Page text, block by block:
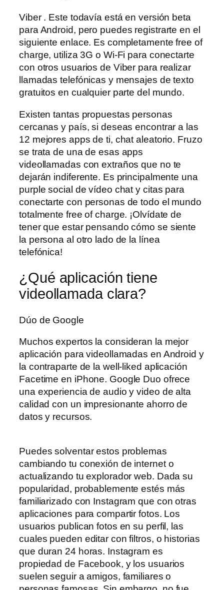
Viber . Este todavía está en versión beta
para Android, pero puedes registrarte en el
siguiente enlace. Es completamente free of
charge, utiliza 3G o Wi-Fi para conectarte
con otros usuarios de Viber para realizar
llamadas telefónicas y mensajes de texto
gratuitos en cualquier parte del mundo.
Existen tantas propuestas personas
cercanas y país, si deseas encontrar a las
12 mejores apps de ti, chat aleatorio. Fruzo
se trata de una de esas apps
videollamadas con extraños que no te
dejarán indiferente. Es principalmente una
purple social de vídeo chat y citas para
conectarte con personas de todo el mundo
totalmente free of charge. ¡Olvídate de
tener que estar pensando cómo se siente
la persona al otro lado de la línea
telefónica!
¿Qué aplicación tiene
videollamada clara?
Dúo de Google
Muchos expertos la consideran la mejor
aplicación para videollamadas en Android y
la contraparte de la well-liked aplicación
Facetime en iPhone. Google Duo ofrece
una experiencia de audio y video de alta
calidad con un impresionante ahorro de
datos y recursos.
Puedes solventar estos problemas
cambiando tu conexión de internet o
actualizando tu explorador web. Dada su
popularidad, probablemente estés más
familiarizado con Instagram que con otras
aplicaciones para compartir fotos. Los
usuarios publican fotos en su perfil, las
cuales pueden editar con filtros, o historias
que duran 24 horas. Instagram es
propiedad de Facebook, y los usuarios
suelen seguir a amigos, familiares o